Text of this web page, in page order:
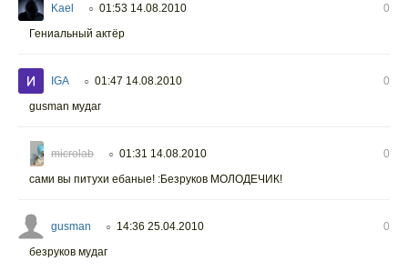
Kael ○ 01:53 14.08.2010
0
Гениальный актёр
IGA ○ 01:47 14.08.2010
0
gusman мудаг
microlab ○ 01:31 14.08.2010
0
сами вы питухи ебаные! :Безруков МОЛОДЕЧИК!
gusman ○ 14:36 25.04.2010
0
безруков мудаг